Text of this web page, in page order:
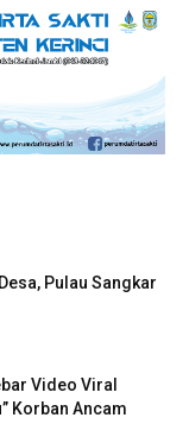
Vs
Mesum Hot
Pulau Sangkar
Video Viral
Korban Ancam